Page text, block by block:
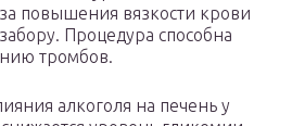
повышения вязкости крови
Процедура способна
тромбов.
алкоголя на печень у